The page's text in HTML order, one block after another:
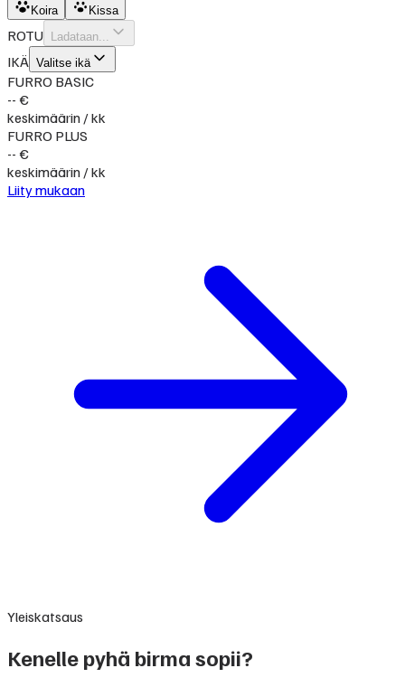
Koira Kissa
ROTU Ladataan...
IKÄ Valitse ikä
FURRO BASIC
-- €
keskimäärin / kk
FURRO PLUS
-- €
keskimäärin / kk
Liity mukaan
Yleiskatsaus
Kenelle pyhä birma sopii?